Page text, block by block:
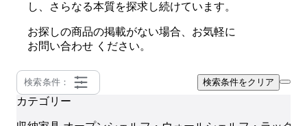
し、さらなる本質を探求し続けています。
お探しの商品の掲載がない場合、お気軽に
お問い合わせ ください。
検索条件： 検索条件をクリア
カテゴリー